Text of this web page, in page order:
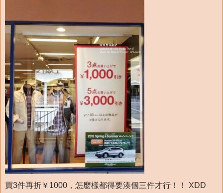
買3件再折￥1000，怎麼樣都得要湊個三件才行！！ XDD